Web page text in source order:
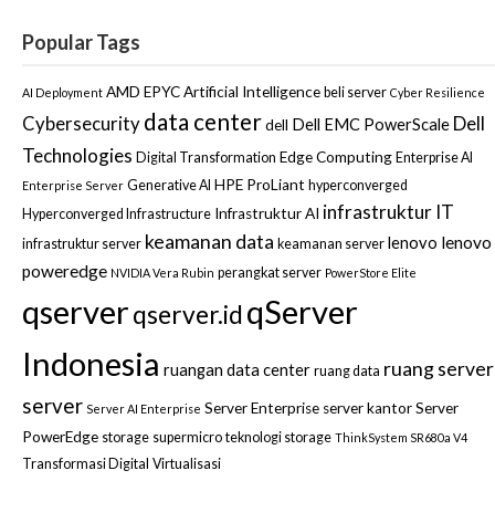
Popular Tags
AI Deployment AMD EPYCArtificial Intelligence beli server Cyber Resilience
Cybersecurity data centerdell Dell EMC PowerScale Dell
Technologies Digital Transformation Edge Computing Enterprise AI
Enterprise Server Generative AI HPE ProLiant hyperconverged
Hyperconverged Infrastructure Infrastruktur AI infrastruktur IT
infrastruktur server keamanan data keamanan server lenovo lenovo
poweredge NVIDIA Vera Rubin perangkat server PowerStore Elite
qserverqserver.idqServer
Indonesia ruangan data center ruang data ruang server
server Server AI Enterprise Server Enterprise server kantorServer
PowerEdge storage supermicro teknologi storage ThinkSystem SR680a V4
Transformasi Digital Virtualisasi